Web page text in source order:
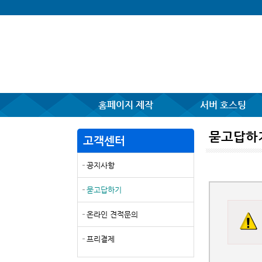
홈페이지 제작 서버 호스팅
묻고답하
고객센터
공지사항
묻고답하기
온라인 견적문의
프리결제